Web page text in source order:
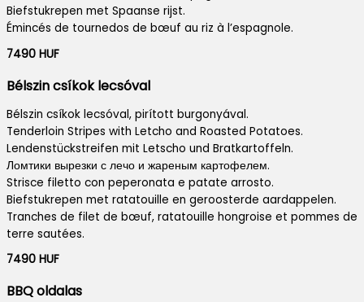
Biefstukrepen met Spaanse rijst.
Émincés de tournedos de bœuf au riz à l’espagnole.
7490 HUF
Bélszin csíkok lecsóval
Bélszin csíkok lecsóval, pirított burgonyával.
Tenderloin Stripes with Letcho and Roasted Potatoes.
Lendenstückstreifen mit Letscho und Bratkartoffeln.
Ломтики вырезки с лечо и жареным картофелем.
Strisce filetto con peperonata e patate arrosto.
Biefstukrepen met ratatouille en geroosterde aardappelen.
Tranches de filet de bœuf, ratatouille hongroise et pommes de
terre sautées.
7490 HUF
BBQ oldalas